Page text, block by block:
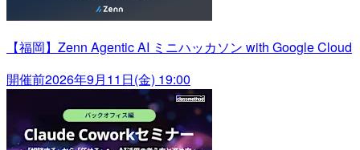
【福岡】Zenn Agentic AI ミニハッカソン with Google Cloud
開催前2026年9月11日(金) 19:00